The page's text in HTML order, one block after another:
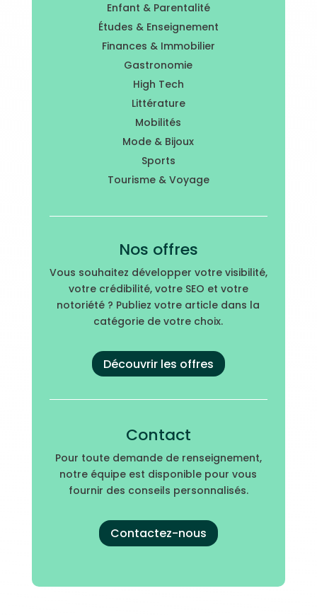
Enfant & Parentalité
Études & Enseignement
Finances & Immobilier
Gastronomie
High Tech
Littérature
Mobilités
Mode & Bijoux
Sports
Tourisme & Voyage
Nos offres
Vous souhaitez développer votre visibilité,
votre crédibilité, votre SEO et votre
notoriété ? Publiez votre article dans la
catégorie de votre choix.
Découvrir les offres
Contact
Pour toute demande de renseignement,
notre équipe est disponible pour vous
fournir des conseils personnalisés.
Contactez-nous